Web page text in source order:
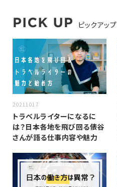
ピックアップ
20211017
トラベルライターになるに
は？日本各地を飛び回る俵谷
さんが語る仕事内容や魅力